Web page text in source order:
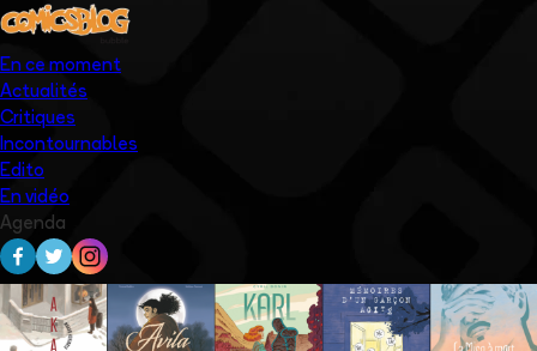
En ce moment
Actualités
Critiques
Incontournables
Edito
En vidéo
Agenda